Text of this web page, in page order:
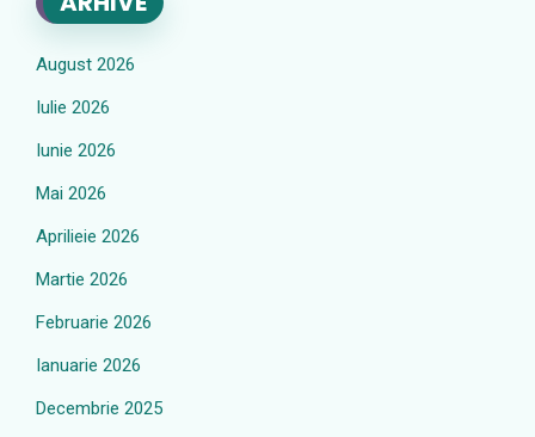
August 2026
Iulie 2026
Iunie 2026
Mai 2026
Aprilieie 2026
Martie 2026
Februarie 2026
Ianuarie 2026
Decembrie 2025